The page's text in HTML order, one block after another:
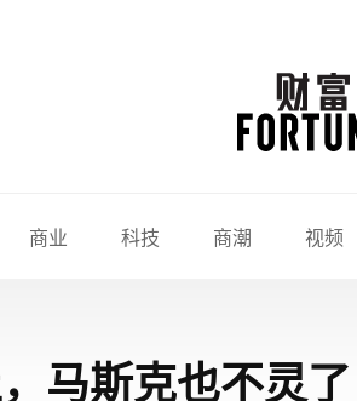
商业 科技 商潮 视频
马斯克也不灵了